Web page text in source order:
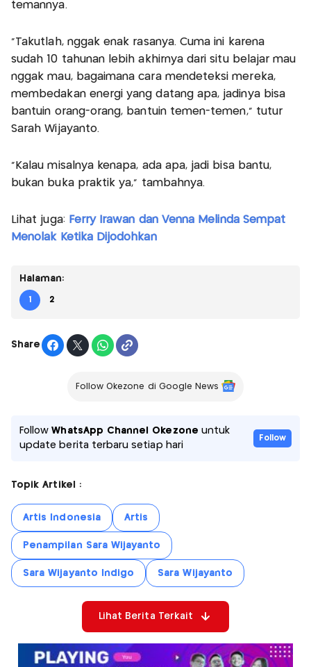
temannya.
"Takutlah, nggak enak rasanya. Cuma ini karena
sudah 10 tahunan lebih akhirnya dari situ belajar mau
nggak mau, bagaimana cara mendeteksi mereka,
membedakan energi yang datang apa, jadinya bisa
bantuin orang-orang, bantuin temen-temen," tutur
Sarah Wijayanto.
"Kalau misalnya kenapa, ada apa, jadi bisa bantu,
bukan buka praktik ya," tambahnya.
Lihat juga: Ferry Irawan dan Venna Melinda Sempat
Menolak Ketika Dijodohkan
Halaman:
1 2
Share
Follow Okezone di Google News
FollowWhatsApp Channel Okezone untuk
update berita terbaru setiap hari
Follow
Topik Artikel :
Artis Indonesia Artis
Penampilan Sara Wijayanto
Sara Wijayanto Indigo Sara Wijayanto
Lihat Berita Terkait